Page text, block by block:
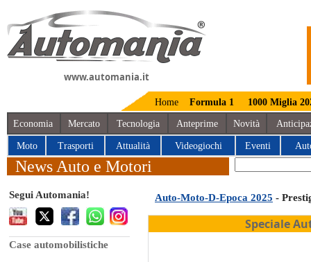
www.automania.it
Home Formula 1 1000 Miglia
Economia Mercato Tecnologia Anteprime Novità
Moto Trasporti Attualità Videogiochi Eventi
News Auto e Motori
Segui Automania!
Case automobilistiche
Auto-Moto-D-Epoca 2025 -
Speciale